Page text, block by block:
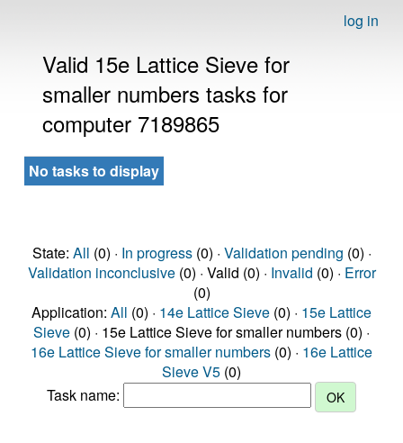
log in
Valid 15e Lattice Sieve for
smaller numbers tasks for
computer 7189865
No tasks to display
State: All (0) · In progress(0) · Validation pending (0) ·
Validation inconclusive(0) · Valid (0) · Invalid (0) · Error
(0)
Application: All (0) · 14e Lattice Sieve (0) · 15e Lattice
Sieve (0) · 15e Lattice Sieve for smaller numbers (0) ·
16e Lattice Sieve for smaller numbers (0) · 16e Lattice
Sieve V5 (0)
Task name: